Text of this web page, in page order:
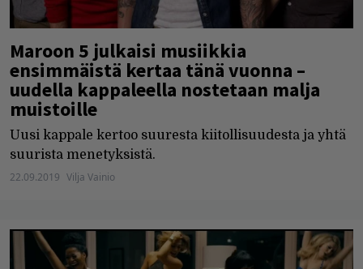
Maroon 5 julkaisi musiikkia
ensimmäistä kertaa tänä vuonna –
uudella kappaleella nostetaan malja
muistoille
Uusi kappale kertoo suuresta kiitollisuudesta ja yhtä
suurista menetyksistä.
22.09.2019 Vilja Vainio